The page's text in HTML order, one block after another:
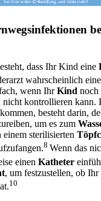
dass Ihr Kind eine
wahrscheinlich eine
wenn IhrKind noch
nicht kontrollieren kann.
besteht darin,
um es zum
sterilisierten
8 Wenn das
einen Katheter
, um festzustellen, ob
10